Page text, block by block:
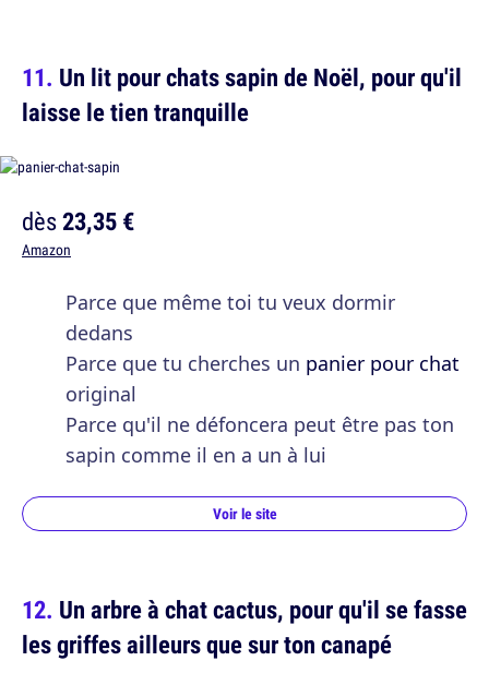
Un lit pour chats sapin de Noël, pour qu'il
laisse le tien tranquille
dès23,35 €
Amazon
Parce que même toi tu veux dormir
dedans
Parce que tu cherches un panier pour chat
original
Parce qu'il ne défoncera peut être pas ton
sapin comme il en a un à lui
Voir le site
Un arbre à chat cactus, pour qu'il se fasse
les griffes ailleurs que sur ton canapé